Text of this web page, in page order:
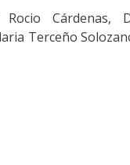
Cárdenas,
Terceño